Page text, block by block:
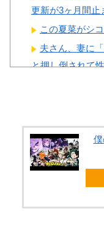
更新が3ヶ月間止
この夏菜がシ
夫さん、妻に
と押し倒されて
明！！！！
【エ□漫画】
●チなサービス